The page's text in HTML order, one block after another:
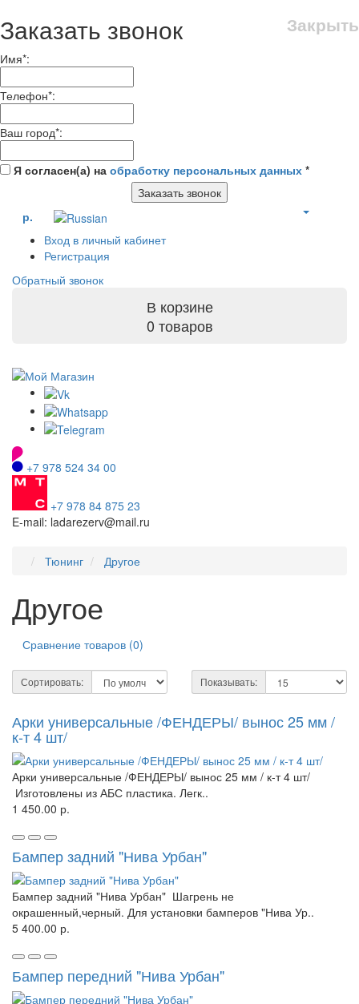
Закрыть
Заказать звонок
Имя*:
Телефон*:
Ваш город*:
Я согласен(а) на обработку персональных данных *
Заказать звонок
р.
Вход в личный кабинет
Регистрация
Обратный звонок
В корзине
0 товаров
+7 978 524 34 00
+7 978 84 875 23
E-mail: ladarezerv@mail.ru
Тюнинг Другое
Другое
Сравнение товаров (0)
Сортировать: Показывать:
Арки универсальные /ФЕНДЕРЫ/ вынос 25 мм /
к-т 4 шт/
Арки универсальные /ФЕНДЕРЫ/ вынос 25 мм / к-т 4 шт/
Изготовлены из АБС пластика. Легк..
1 450.00 р.
Бампер задний "Нива Урбан"
Бампер задний "Нива Урбан" Шагрень не
окрашенный,черный. Для установки бамперов "Нива Ур..
5 400.00 р.
Бампер передний "Нива Урбан"